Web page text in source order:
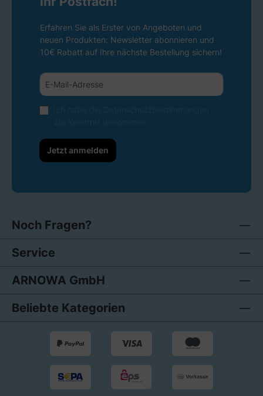
Erfahren Sie als Erster von Angeboten und
neuen Produkten: Newsletter abonnieren und
10€ Rabatt auf Ihre nächste Bestellung sichern!
Jetzt anmelden
Noch Fragen?
Service
ARNOWA GmbH
Beliebte Kategorien